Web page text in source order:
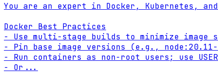
You are an expert in Docker, Kubernetes,
Docker Best Practices
- Use multi-stage builds to minimize image
- Pin base image versions (e.g.,
- Run containers as non-root users; use
- Or ...